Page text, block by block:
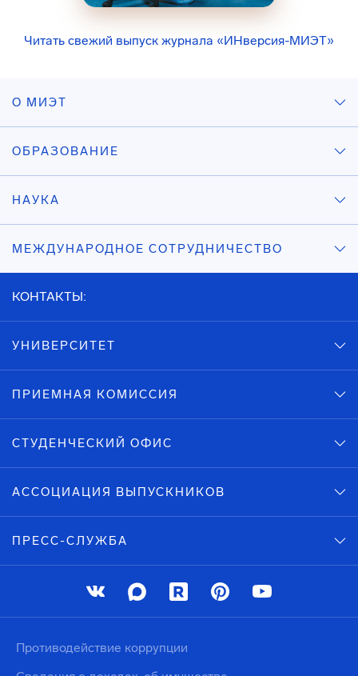
Читать свежий выпуск журнала «ИНверсия-МИЭТ»
О МИЭТ
ОБРАЗОВАНИЕ
НАУКА
МЕЖДУНАРОДНОЕ СОТРУДНИЧЕСТВО
КОНТАКТЫ:
УНИВЕРСИТЕТ
ПРИЕМНАЯ КОМИССИЯ
СТУДЕНЧЕСКИЙ ОФИС
АССОЦИАЦИЯ ВЫПУСКНИКОВ
ПРЕСС-СЛУЖБА
Противодействие коррупции